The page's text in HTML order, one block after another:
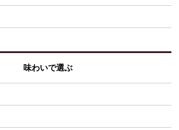
味わいで選ぶ